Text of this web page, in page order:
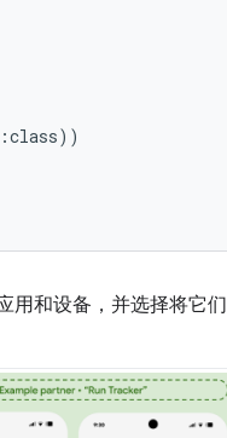
class))
用和设备，并选择将它们